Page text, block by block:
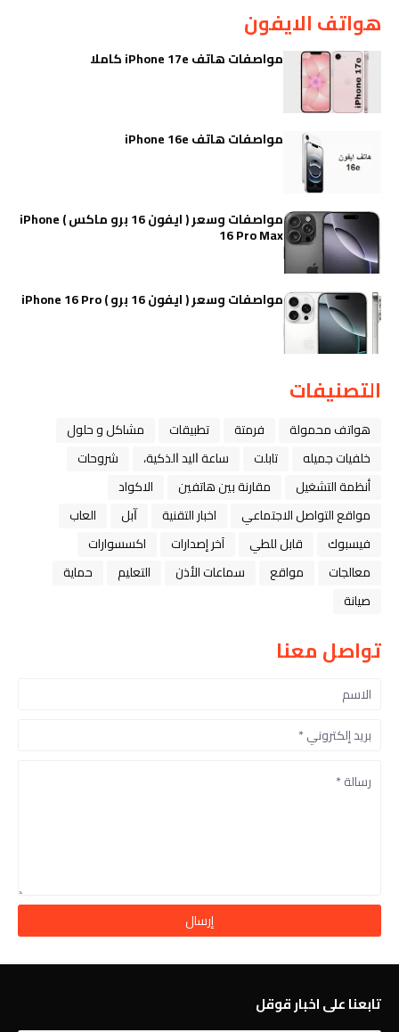
هواتف الايفون
مواصفات هاتف iPhone 17e كاملا
مواصفات هاتف iPhone 16e
مواصفات وسعر ( ايفون 16 برو ماكس ) iPhone
16 Pro Max
مواصفات وسعر ( ايفون 16 برو ) iPhone 16 Pro
التصنيفات
هواتف محمولة فرمتة تطبيقات
مشاكل و حلول
خلفيات جميله
تابلت ﺳﺎﻋﺔ ﺍﻟﻴﺪ ﺍﻟﺬﻛﻴﺔ،
شروحات
أنظمة التشغيل
مقارنة بين هاتفين
الاكواد
مواقع التواصل الاجتماعي
اخبار التقنية ﺁﺑﻞ
العاب
فيسبوك
قابل للطي آخر إصدارات
اكسسوارات
معالجات
مواقع سماعات الأذن التعليم
حماية
صيانة
تواصل معنا
تابعنا على اخبار قوقل